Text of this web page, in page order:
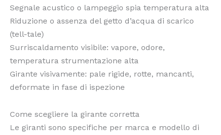
Segnale acustico o lampeggio spia temperatura alta
Riduzione o assenza del getto d’acqua di scarico
(tell-tale)
Surriscaldamento visibile: vapore, odore,
temperatura strumentazione alta
Girante visivamente: pale rigide, rotte, mancanti,
deformate in fase di ispezione
Come scegliere la girante corretta
Le giranti sono specifiche per marca e modello di